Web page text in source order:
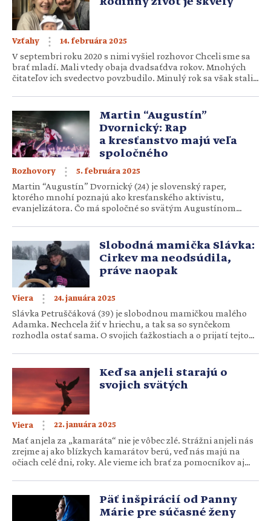
Vzťahy 14. februára 2025
V septembri roku 2020 s nimi vyšiel rozhovor Chceli sme sa
brať mladí. Mali vtedy obaja dvadsaťdva rokov. Mnohých
čitateľov ich svedectvo povzbudilo. Minulý rok sa však stali
Prešova opisujú, ako sa im darí starať o synčeka Ferka popri
štúdiu či brigádach. Do života vám […]
Martin “Augustín”
Dvornický: Rap
a kresťanstvo majú veľa
spoločného
Rozhovory 5. februára 2025
Martin “Augustín” Dvornický (24) je slovenský raper,
ktorého mnohí poznajú ako kresťanského aktivistu,
evanjelizátora. Čo má spoločné so svätým Augustínom
vôbec dokopy? Pokiaľ vnímame rap ako umenie, tak určite
áno. Aj keď všeobecne vieme, že rap alebo hip-hop nemá
veľmi dobré meno. Tu by som na […]Slobodná mamička Slávka:
Cirkev ma neodsúdila,
práve naopak
Viera 24. januára 2025
Slávka Petruščáková (39) je slobodnou mamičkou malého
Adamka. Nechcela žiť v hriechu, a tak sa so synčekom
rozhodla ostať sama. O svojich ťažkostiach a o prijatí tejto
obrátil naruby, keď mala dvadsaťštyri rokov. Jej najbližšia
rodina (mamka, otec a brat) zahynuli pri tragickej
autonehode. „V tom čase som žila v Londýne, ale bol to […]
Keď sa anjeli starajú o
svojich svätých
Viera 22. januára 2025
Mať anjela za „kamaráta“ nie je vôbec zlé. Strážni anjeli nás
zrejme aj ako blízkych kamarátov berú, veď nás majú na
očiach celé dni, roky. Ale vieme ich brať za pomocníkov aj
v blízkom kontakte s anjelmi. Zrejme všetci dobre vieme, že
aj Panna Mária […]
Päť inšpirácií od Panny
Márie pre súčasné ženy